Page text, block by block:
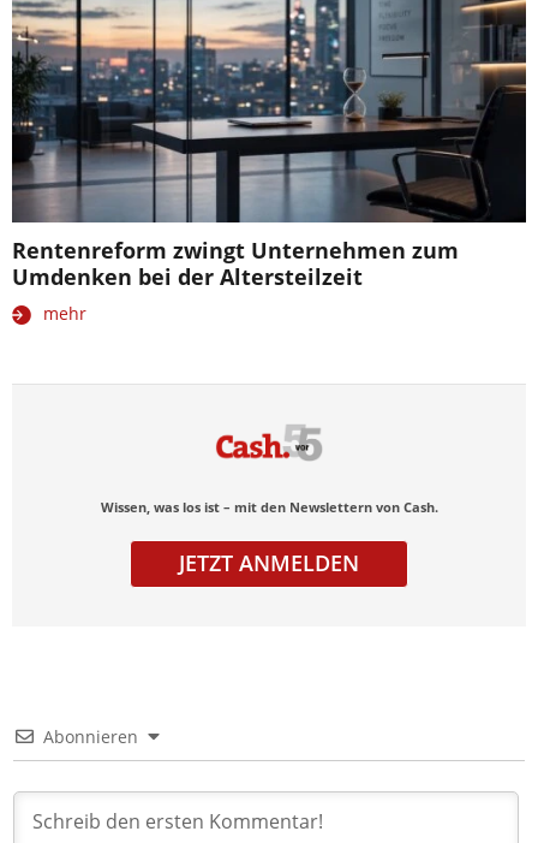
Rentenreform zwingt Unternehmen zum
Umdenken bei der Altersteilzeit
mehr
Wissen, was los ist – mit den Newslettern von Cash.
JETZT ANMELDEN
Abonnieren